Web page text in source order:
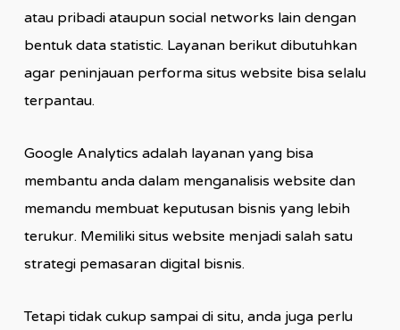
atau pribadi ataupun social networks lain dengan
bentuk data statistic. Layanan berikut dibutuhkan
agar peninjauan performa situs website bisa selalu
terpantau.
Google Analytics adalah layanan yang bisa
membantu anda dalam menganalisis website dan
memandu membuat keputusan bisnis yang lebih
terukur. Memiliki situs website menjadi salah satu
strategi pemasaran digital bisnis.
Tetapi tidak cukup sampai di situ, anda juga perlu